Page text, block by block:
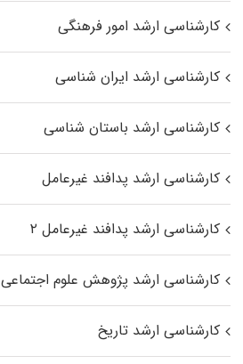
کارشناسی ارشد امور فرهنگی
کارشناسی ارشد ایران شناسی
کارشناسی ارشد باستان شناسی
کارشناسی ارشد پدافند غیرعامل
کارشناسی ارشد پدافند غیرعامل ۲
کارشناسی ارشد پژوهش علوم اجتماعی
کارشناسی ارشد تاریخ